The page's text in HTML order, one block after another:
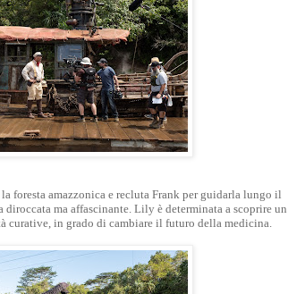
foresta amazzonica e recluta Frank per guidarla lungo il
ma affascinante. Lily è determinata a scoprire un
curative, in grado di cambiare il futuro della medicina.